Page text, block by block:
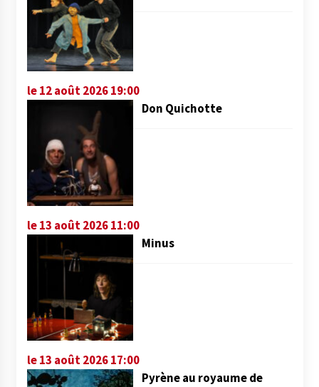
le 12 août 2026 19:00
Don Quichotte
le 13 août 2026 11:00
Minus
le 13 août 2026 17:00
Pyrène au royaume de